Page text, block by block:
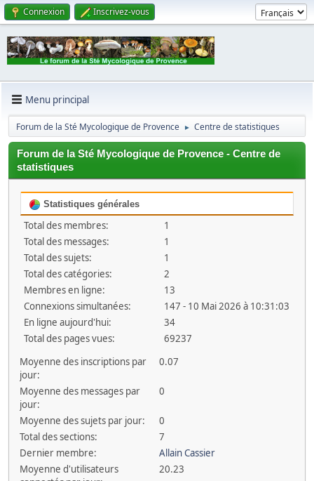
Connexion Inscrivez-vous
Menu principal
Forum de la Sté Mycologique de Provence ► Centre de statistiques
Forum de la Sté Mycologique de Provence - Centre de
statistiques
Statistiques générales
Total des membres:
1
Total des messages:
1
Total des sujets:
1
Total des catégories:
2
Membres en ligne:
13
Connexions simultanées:
147 - 10 Mai 2026 à 10:31:03
En ligne aujourd'hui:
34
Total des pages vues:
69237
Moyenne des inscriptions par
jour:
0.07
Moyenne des messages par
jour:
0
Moyenne des sujets par jour:
0
Total des sections:
7
Dernier membre:
Allain Cassier
Moyenne d'utilisateurs
20.23